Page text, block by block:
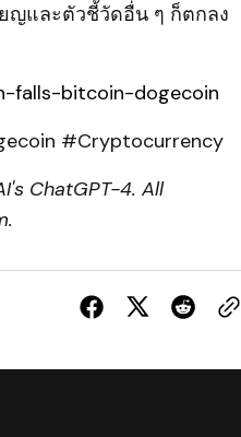
ญและตัวชี้วัดอื่น ๆ ก็ตกลง
falls-bitcoin-dogecoin
#Cryptocurrency
ChatGPT-4. All